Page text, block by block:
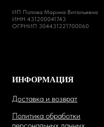
ИП Попова Марина Витальевна
ИНН 431200041743
ОГРНИП 304431221700060
ИНФОРМАЦИЯ
Доставка и возврат
Политика обработки